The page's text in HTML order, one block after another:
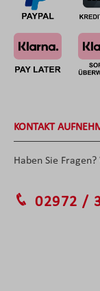
KONTAKT
Haben Sie
02972 /